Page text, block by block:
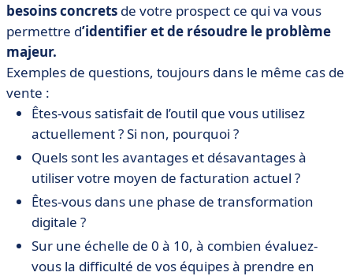
besoins concrets de votre prospect ce qui va vous
permettre d’identifier et de résoudre le problème
majeur.
Exemples de questions, toujours dans le même cas de
vente :
Êtes-vous satisfait de l’outil que vous utilisez
actuellement ? Si non, pourquoi ?
Quels sont les avantages et désavantages à
utiliser votre moyen de facturation actuel ?
Êtes-vous dans une phase de transformation
digitale ?
Sur une échelle de 0 à 10, à combien évaluez-
vous la difficulté de vos équipes à prendre en